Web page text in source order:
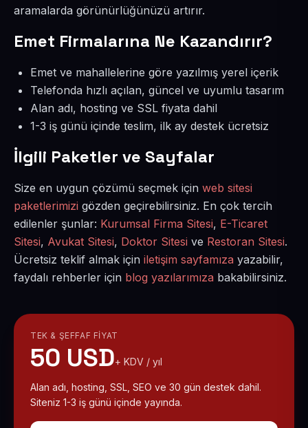
aramalarda görünürlüğünüzü artırır.
Emet Firmalarına Ne Kazandırır?
Emet ve mahallelerine göre yazılmış yerel içerik
Telefonda hızlı açılan, güncel ve uyumlu tasarım
Alan adı, hosting ve SSL fiyata dahil
1-3 iş günü içinde teslim, ilk ay destek ücretsiz
İlgili Paketler ve Sayfalar
Size en uygun çözümü seçmek için web sitesi
paketlerimizi gözden geçirebilirsiniz. En çok tercih
edilenler şunlar: Kurumsal Firma Sitesi, E-Ticaret
Sitesi, Avukat Sitesi, Doktor Sitesi ve Restoran Sitesi.
Ücretsiz teklif almak için iletişim sayfamıza yazabilir,
faydalı rehberler için blog yazılarımıza bakabilirsiniz.
TEK & ŞEFFAF FIYAT
50 USD+ KDV / yıl
Alan adı, hosting, SSL, SEO ve 30 gün destek dahil.
Siteniz 1-3 iş günü içinde yayında.